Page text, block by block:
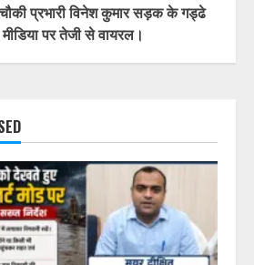
चौकी प्रभारी विनेश कुमार सड़क के गड्ढे
पर तेजी से वायरल।